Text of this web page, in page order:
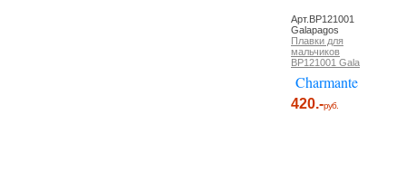
Арт.BP121001
Galapagos
Плавки для
мальчиков
BP121001 Gala
Charmante
420.-руб.